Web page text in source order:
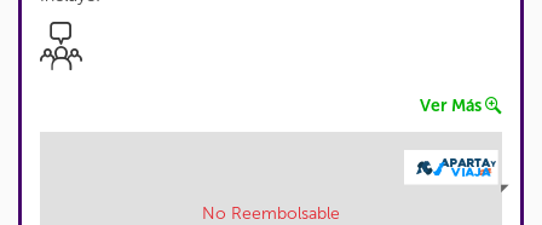
Ver Más
No Reembolsable